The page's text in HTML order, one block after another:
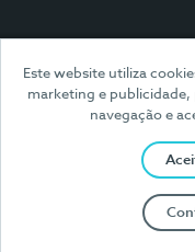
Este website utiliza
marketing e publicidade,
navegação e